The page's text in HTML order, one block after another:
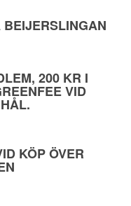
200 KR I
VID
KÖP ÖVER